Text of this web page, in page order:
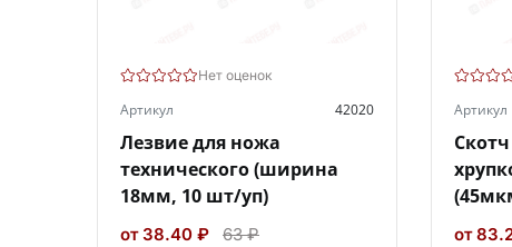
Нет оценок
Артикул 42020
Лезвие для ножа
технического (ширина
18мм, 10 шт/уп)
от 38.40 ₽ 63 ₽
Артикул
от